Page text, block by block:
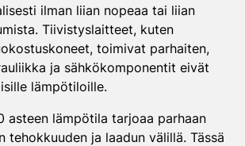
ilman liian nopeaa tai liian
Tiivistyslaitteet, kuten
toimivat parhaiten,
ja sähkökomponentit eivät
lämpötiloille.
asteen lämpötila tarjoaa parhaan
tehokkuuden ja laadun välillä. Tässä